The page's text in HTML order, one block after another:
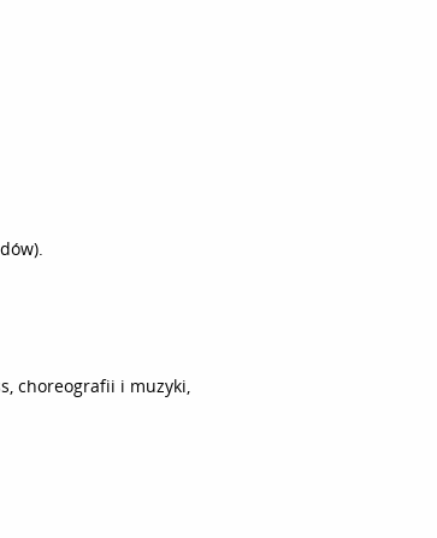
choreografii i muzyki,